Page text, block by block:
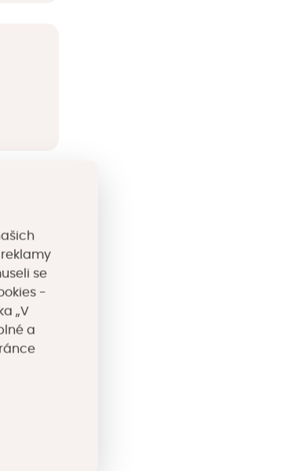
se
-
„V
a